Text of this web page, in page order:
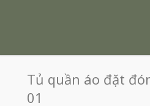
Tủ quần áo đặt
01